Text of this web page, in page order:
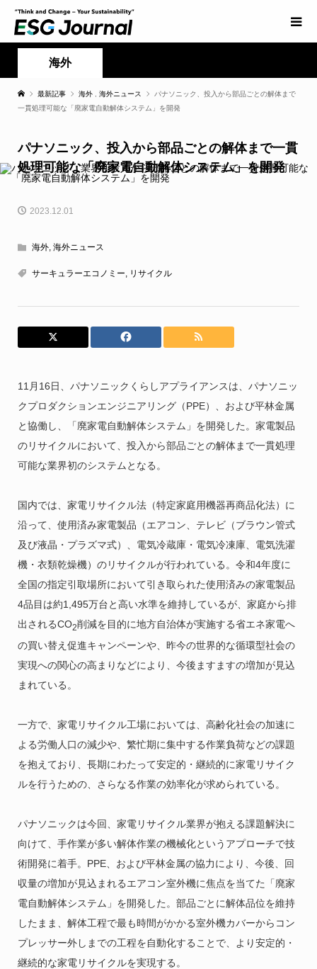
海外
最新記事 海外 海外ニュース
パナソニック、投入から部品ごとの解体まで
一貫処理可能な「廃家電自動解体システム」を開発
パナソニック、投入から部品ごとの解体まで一貫
処理可能な「廃家電自動解体システム」を開発
2023.12.01
海外, 海外ニュース
サーキュラーエコノミー, リサイクル
11月16日、パナソニックくらしアプライアンスは、パナソニッ
クプロダクションエンジニアリング（PPE）、および平林金属
と協働し、「廃家電自動解体システム」を開発した。家電製品
のリサイクルにおいて、投入から部品ごとの解体まで一貫処理
可能な業界初のシステムとなる。
国内では、家電リサイクル法（特定家庭用機器再商品化法）に
沿って、使用済み家電製品（エアコン、テレビ（ブラウン管式
及び液晶・プラズマ式）、電気冷蔵庫・電気冷凍庫、電気洗濯
機・衣類乾燥機）のリサイクルが行われている。令和4年度に
全国の指定引取場所において引き取られた使用済みの家電製品
4品目は約1,495万台と高い水準を維持しているが、家庭から排
出されるCO2削減を目的に地方自治体が実施する省エネ家電へ
の買い替え促進キャンペーンや、昨今の世界的な循環型社会の
実現への関心の高まりなどにより、今後ますますの増加が見込
まれている。
一方で、家電リサイクル工場においては、高齢化社会の加速に
よる労働人口の減少や、繁忙期に集中する作業負荷などの課題
を抱えており、長期にわたって安定的・継続的に家電リサイク
ルを行うための、さらなる作業の効率化が求められている。
パナソニックは今回、家電リサイクル業界が抱える課題解決に
向けて、手作業が多い解体作業の機械化というアプローチで技
術開発に着手。PPE、および平林金属の協力により、今後、回
収量の増加が見込まれるエアコン室外機に焦点を当てた「廃家
電自動解体システム」を開発した。部品ごとに解体品位を維持
したまま、解体工程で最も時間がかかる室外機カバーからコン
プレッサー外しまでの工程を自動化することで、より安定的・
継続的な家電リサイクルを実現する。